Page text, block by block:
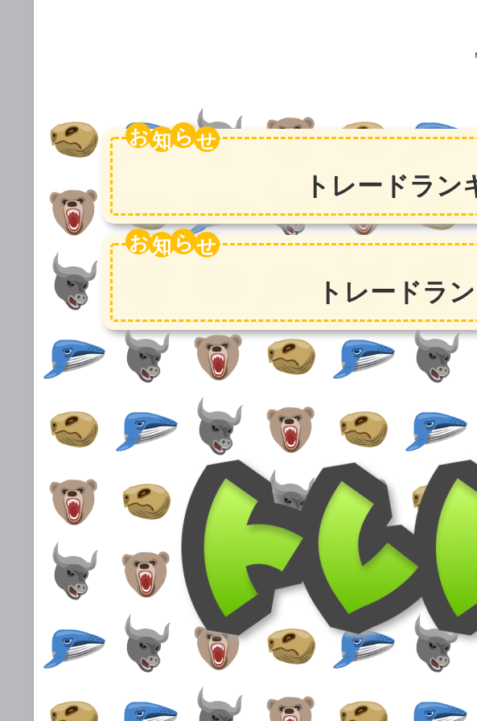
お ら
トレードラン
お ら
トレードラ